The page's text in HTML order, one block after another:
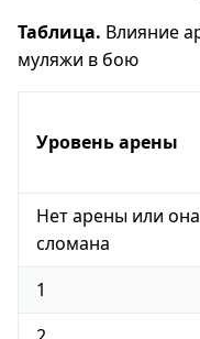
Таблица. Влияние
муляжи в бою
Уровень арены
Нет арены или она
сломана
1